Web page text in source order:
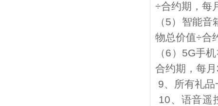
÷合约期，每
（5）智能音
物总价值÷合
（6 ） 5G手
合约期，每月
9、所有礼
10、语音遥